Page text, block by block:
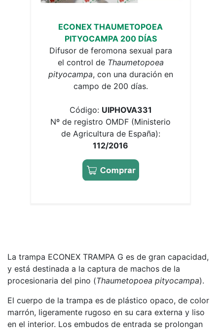
ECONEX THAUMETOPOEA
PITYOCAMPA 200 DÍAS
Difusor de feromona sexual para
el control de Thaumetopoea
pityocampa, con una duración en
campo de 200 días.
Código: UIPHOVA331
Nº de registro OMDF (Ministerio
de Agricultura de España):
112/2016
La trampa ECONEX TRAMPA G es de gran capacidad,
y está destinada a la captura de machos de la
procesionaria del pino (Thaumetopoea pityocampa).
El cuerpo de la trampa es de plástico opaco, de color
marrón, ligeramente rugoso en su cara externa y liso
en el interior. Los embudos de entrada se prolongan